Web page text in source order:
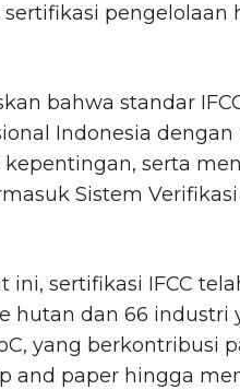
pengelolaan
bahwa standar
Indonesia
serta
Sistem
ini, sertifikasi IFCC
hutan dan 66 industri
yang berkontribusi
and paper hingga